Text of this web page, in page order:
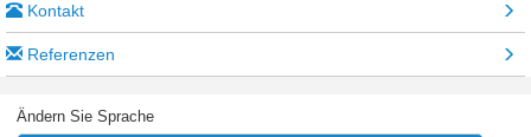
Kontakt
Referenzen
Ändern Sie Sprache